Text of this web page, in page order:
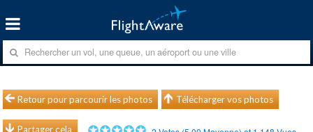
Retour pour parcourir les photos Télécharger vos photos
Partager cela